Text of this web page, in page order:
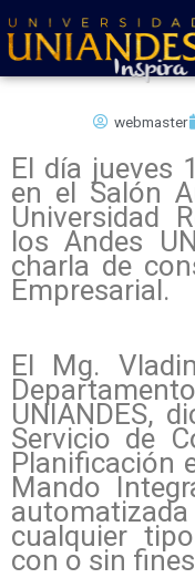
al
contenido
webmaster
El día jueves
en el Salón
Universidad
los Andes
charla de
Empresarial.
El Mg.
UNIANDES,
Servicio de
Planificación
Mando
cualquier
con o sin